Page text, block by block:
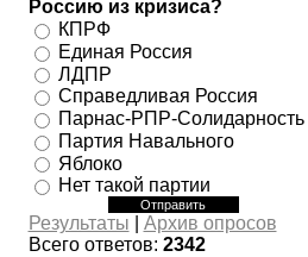
Россию из кризиса?
КПРФ
Единая Россия
ЛДПР
Справедливая Россия
Парнас-РПР-Солидарность
Партия Навального
Яблоко
Нет такой партии
Результаты
Архив опросов
Всего ответов: 2342